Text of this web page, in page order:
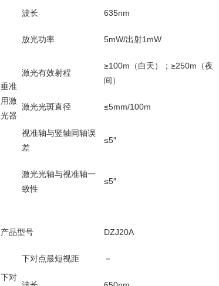
垂准
用激
光器
波长 635nm
放光功率 5mW/出射1mW
激光有效射程
≥100m（白天）；≥250m（夜
间）
激光光斑直径 ≤5mm/100m
视准轴与竖轴同轴误
差
≤5″
激光光轴与视准轴一
致性
≤5″
产品型号 DZJ20A
下对
下对点最短视距 －